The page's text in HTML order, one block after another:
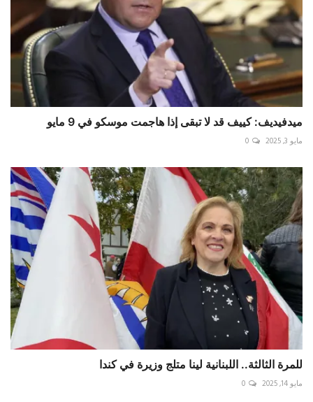
ميدفيديف: كييف قد لا تبقى إذا هاجمت موسكو في 9 مايو
مايو 3, 2025 0
للمرة الثالثة.. اللبنانية لينا متلج وزيرة في كندا
مايو 14, 2025 0